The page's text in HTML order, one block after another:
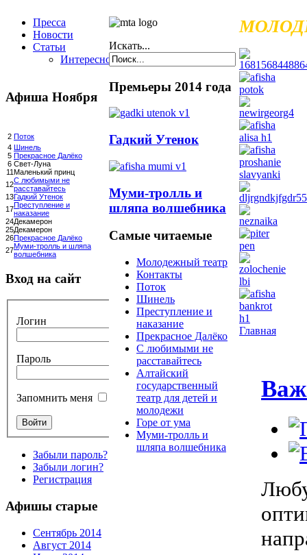
Пресса
Новости
Статьи
Интересное
Афиша Ноября
2 Поток
4 Шинель
5 Прекрасное Далёко
6 Свет-Луна
11Маленький принц
12С любимыми не
расставайтесь
13Гадкий Утенок
17Преступление и
наказание
24Декамерон
25Декамерон
26Прекрасное Далёко
27Муми-тролль и шляпа
волшебника
Вход на сайт
Логин
Пароль
Запомнить меня
Забыли пароль?
Забыли логин?
Регистрация
Афишы старые
Сентябрь 2014
Август 2014
Искать...
Премьеры 2014 года
Гадкий Утенок
Муми-тролль и
шляпа волшебника
Самые читаемые
Молодежный театр
Контакты
Поток
Шинель
Преступление и
наказание
Прекрасное Далёко
С любимыми не
расставайтесь
Алтайский
государственный
театр для детей и
молодежи
Горе от ума
Муми-тролль и
шляпа волшебника
Главная